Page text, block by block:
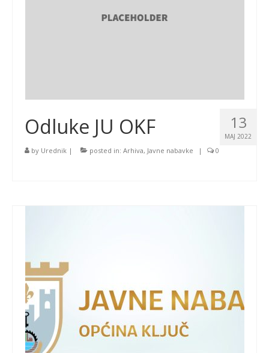
13
MAJ 2022
Odluke JU OKF
by Urednik | posted in: Arhiva, Javne nabavke | 0